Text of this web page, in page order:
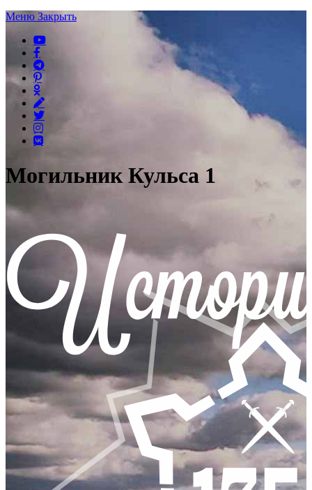
Меню Закрыть
Могильник Кульса 1